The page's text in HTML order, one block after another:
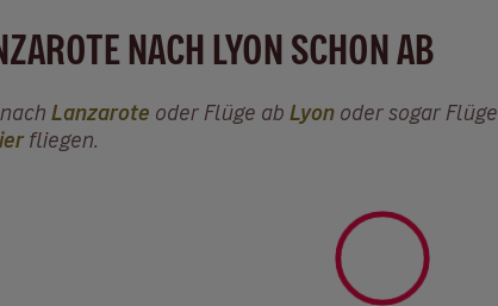
NACH LYON SCHON AB
Lanzarote oder Flüge ab Lyon oder sogar Flüge
fliegen.